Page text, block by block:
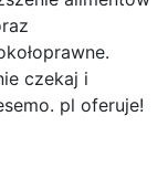
czekaj i
pl oferuje!